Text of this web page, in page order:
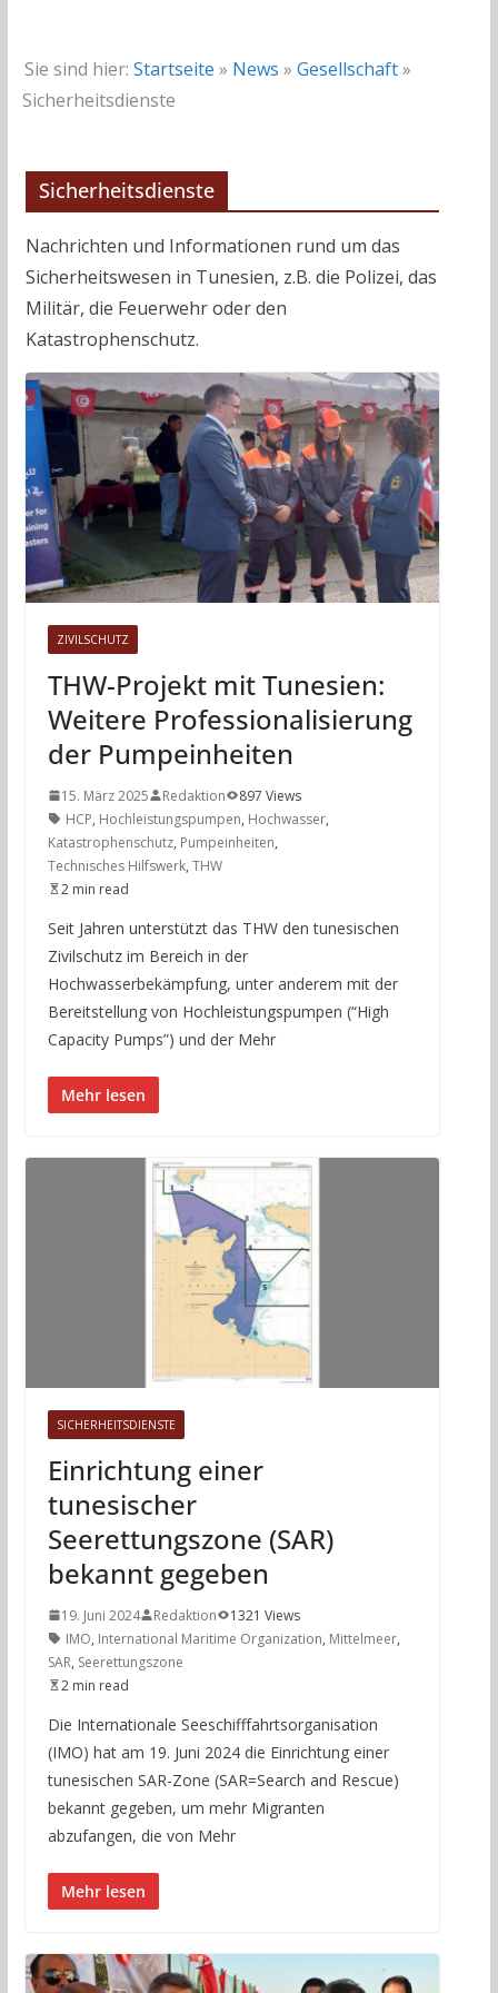
Sie sind hier: Startseite » News » Gesellschaft»
Sicherheitsdienste
Sicherheitsdienste
Nachrichten und Informationen rund um das
Sicherheitswesen in Tunesien, z.B. die Polizei, das
Militär, die Feuerwehr oder den
Katastrophenschutz.
ZIVILSCHUTZ
THW-Projekt mit Tunesien:
Weitere Professionalisierung
der Pumpeinheiten
15. März 2025 Redaktion
897 Views
HCP, Hochleistungspumpen, Hochwasser,
Katastrophenschutz, Pumpeinheiten,
Technisches Hilfswerk, THW
2 min read
Seit Jahren unterstützt das THW den tunesischen
Zivilschutz im Bereich in der
Hochwasserbekämpfung, unter anderem mit der
Bereitstellung von Hochleistungspumpen (“High
Capacity Pumps”) und der Mehr
Mehr lesen
SICHERHEITSDIENSTE
Einrichtung einer
tunesischer
Seerettungszone (SAR)
bekannt gegeben
19. Juni 2024 Redaktion
1321 Views
IMO, International Maritime Organization, Mittelmeer,
SAR, Seerettungszone
2 min read
Die Internationale Seeschifffahrtsorganisation
(IMO) hat am 19. Juni 2024 die Einrichtung einer
tunesischen SAR-Zone (SAR=Search and Rescue)
bekannt gegeben, um mehr Migranten
abzufangen, die von Mehr
Mehr lesen